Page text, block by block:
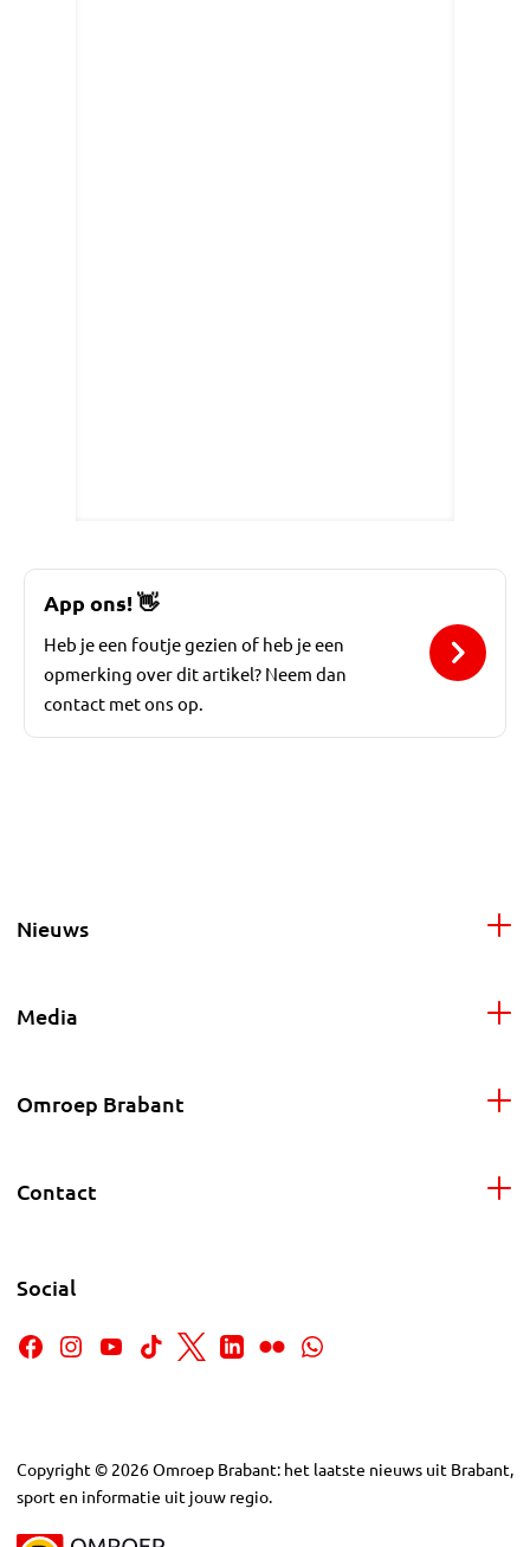
App ons!👋
Heb je een foutje gezien of heb je een
opmerking over dit artikel? Neem dan
contact met ons op.
Nieuws
Media
Omroep Brabant
Contact
Social
Copyright © 2026Omroep Brabant: het laatste nieuws uit Brabant,
sport en informatie uit jouw regio.